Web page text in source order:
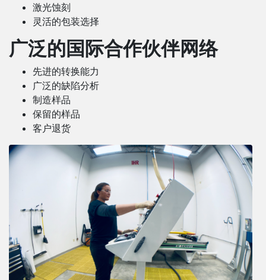
激光蚀刻
灵活的包装选择
广泛的国际合作伙伴网络
先进的转换能力
广泛的缺陷分析
制造样品
保留的样品
客户退货